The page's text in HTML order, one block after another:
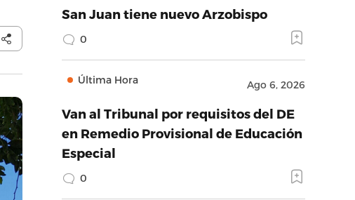
San Juan tiene nuevo Arzobispo
0
Última Hora Ago 6, 2026
Van al Tribunal por requisitos del DE
en Remedio Provisional de Educación
Especial
0